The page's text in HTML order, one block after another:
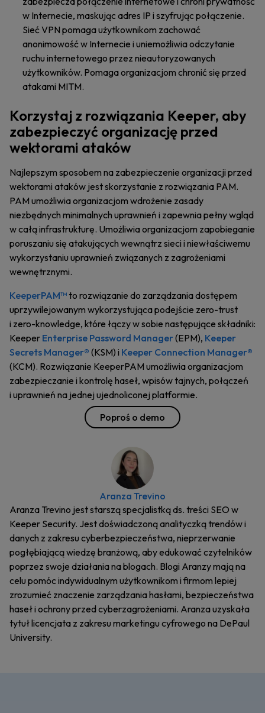
w Internecie, maskując adres IP i szyfrując połączenie.
Sieć VPN pomaga użytkownikom zachować
anonimowość w Internecie i uniemożliwia odczytanie
ruchu internetowego przez nieautoryzowanych
użytkowników. Pomaga organizacjom chronić się przed
atakami MITM.
Korzystaj z rozwiązania Keeper, aby
zabezpieczyć organizację przed
wektorami ataków
Najlepszym sposobem na zabezpieczenie organizacji przed
wektorami ataków jest skorzystanie z rozwiązania PAM.
PAM umożliwia organizacjom wdrożenie zasady
niezbędnych minimalnych uprawnień i zapewnia pełny wgląd
w całą infrastrukturę. Umożliwia organizacjom zapobieganie
poruszaniu się atakujących wewnątrz sieci i niewłaściwemu
wykorzystaniu uprawnień związanych z zagrożeniami
wewnętrznymi.
KeeperPAM™to rozwiązanie do zarządzania dostępem
uprzywilejowanym wykorzystująca podejście zero-trust
i zero-knowledge, które łączy w sobie następujące składniki:
Keeper Enterprise Password Manager(EPM), Keeper
Secrets Manager® (KSM) i Keeper Connection Manager®
(KCM). Rozwiązanie KeeperPAM umożliwia organizacjom
zabezpieczanie i kontrolę haseł, wpisów tajnych, połączeń
i uprawnień na jednej ujednoliconej platformie.
Poproś o demo
Aranza Trevino
Aranza Trevino jest starszą specjalistką ds. treści SEO w
Keeper Security. Jest doświadczoną analityczką trendów i
danych z zakresu cyberbezpieczeństwa, nieprzerwanie
pogłębiającą wiedzę branżową, aby edukować czytelników
poprzez swoje działania na blogach. Blogi Aranzy mają na
celu pomóc indywidualnym użytkownikom i firmom lepiej
zrozumieć znaczenie zarządzania hasłami, bezpieczeństwa
haseł i ochrony przed cyberzagrożeniami. Aranza uzyskała
tytuł licencjata z zakresu marketingu cyfrowego na DePaul
University.